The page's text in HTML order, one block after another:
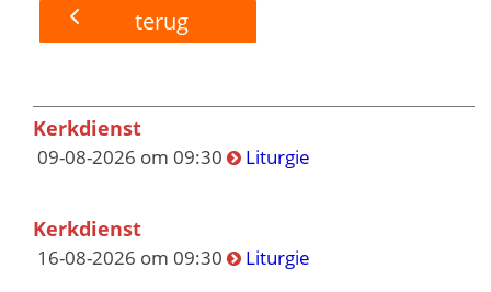
terug
Kerkdienst
09-08-2026 om 09:30 Liturgie
Kerkdienst
16-08-2026 om 09:30 Liturgie